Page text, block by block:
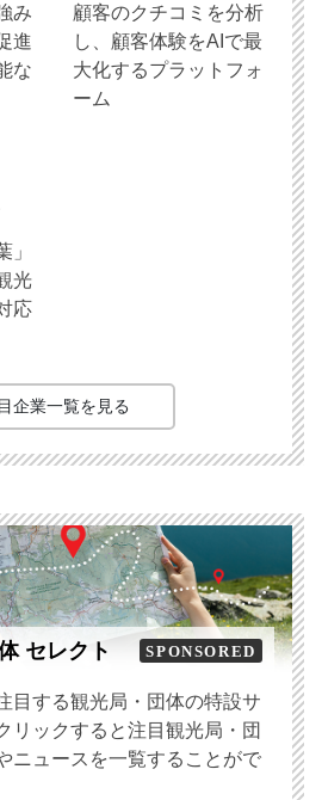
み
進
な
顧客のクチコミを分析
し、顧客体験をAIで最
大化するプラットフォ
ーム
」
光
応
企業一覧を見る
セレクト SPONSORED
目する観光局・団体の特設サ
リックすると注目観光局・団
ニュースを一覧することがで